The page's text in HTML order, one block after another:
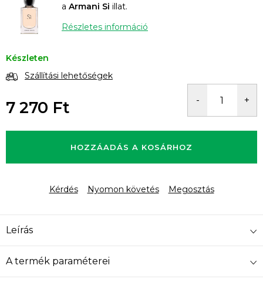
a Armani Si illat.
Részletes információ
Készleten
Szállítási lehetőségek
7 270 Ft
HOZZÁADÁS A KOSÁRHOZ
Kérdés Nyomon követés Megosztás
Leírás
A termék paraméterei